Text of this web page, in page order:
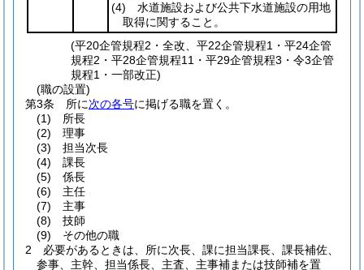
(4) 水道施設および公共下水道施設の用地
取得に関すること。
(平20企管規程2・全改、平22企管規程1・平24企管
規程2・平28企管規程11・平29企管規程3・令3企管
規程1・一部改正)
(職の設置)
第3条
所に次の各号に掲げる職を置く。
(1)
所長
(2)
理事
(3)
担当次長
(4)
課長
(5)
係長
(6)
主任
(7)
主事
(8)
技師
(9)
その他の職
2
必要があるときは、所に次長、課に担当課長、課長補佐、
参事、主幹、担当係長、主査、主事補または技師補を置